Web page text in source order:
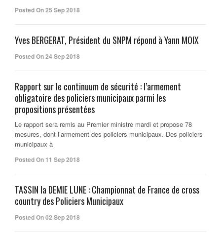
Posted On 25 Sep 2018
Yves BERGERAT, Président du SNPM répond à Yann MOIX
Posted On 24 Sep 2018
Rapport sur le continuum de sécurité : l’armement
obligatoire des policiers municipaux parmi les
propositions présentées
Le rapport sera remis au Premier ministre mardi et propose 78
mesures, dont l’armement des policiers municipaux. Des policiers
municipaux à
Posted On 11 Sep 2018
TASSIN la DEMIE LUNE : Championnat de France de cross
country des Policiers Municipaux
Posted On 02 Sep 2018